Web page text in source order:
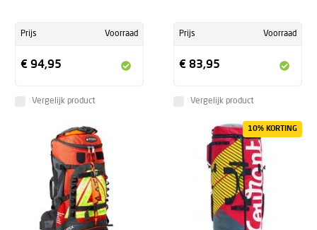
Prijs Voorraad
€ 94,95
Vergelijk product
Prijs Voorraad
€ 83,95
Vergelijk product
10% KORTING